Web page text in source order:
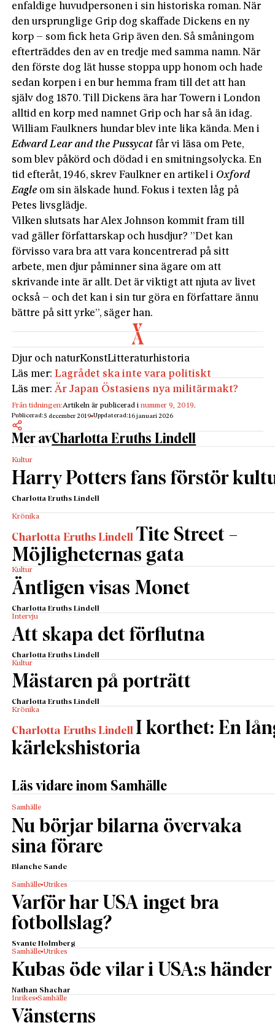
enfaldige huvudpersonen i sin historiska roman. När
den ursprunglige Grip dog skaffade Dickens en ny
korp – som fick heta Grip även den. Så småningom
efterträddes den av en tredje med samma namn. När
den förste dog lät husse stoppa upp honom och hade
sedan korpen i en bur hemma fram till det att han
själv dog 1870. Till Dickens ära har Towern i London
alltid en korp med namnet Grip och har så än idag.
William Faulkners hundar blev inte lika kända. Men i
Edward Lear and the Pussycat får vi läsa om Pete,
som blev påkörd och dödad i en smitningsolycka. En
tid efteråt, 1946, skrev Faulkner en artikel i Oxford
Eagle om sin älskade hund. Fokus i texten låg på
Petes livsglädje.
Vilken slutsats har Alex Johnson kommit fram till
vad gäller författarskap och husdjur? ”Det kan
förvisso vara bra att vara koncentrerad på sitt
arbete, men djur påminner sina ägare om att
skrivande inte är allt. Det är viktigt att njuta av livet
också – och det kan i sin tur göra en författare ännu
bättre på sitt yrke”, säger han.
Djur och naturKonstLitteraturhistoria
Läs mer:Lagrådet ska inte vara politiskt
Läs mer:Är Japan Östasiens nya militärmakt?
Från tidningen:Artikeln är publicerad inummer 9, 2019.
Publicerad:5 december 2019 Uppdaterad:16 januari 2026
Mer avCharlotta Eruths Lindell
Kultur
Harry Potters fans förstör
Charlotta Eruths Lindell
Krönika
Charlotta Eruths Lindell Tite Street –
Möjligheternas gata
Kultur
Äntligen visas Monet
Charlotta Eruths Lindell
Intervju
Att skapa det förflutna
Charlotta Eruths Lindell
Kultur
Mästaren på porträtt
Charlotta Eruths Lindell
Krönika
Charlotta Eruths Lindell I korthet: En
kärlekshistoria
Läs vidare inom Samhälle
Samhälle
Nu börjar bilarna övervaka
sina förare
Blanche Sande
Samhälle Utrikes
Varför har USA inget bra
fotbollslag?
Svante Holmberg
Samhälle Utrikes
Kubas öde vilar i USA:s händer
Nathan Shachar
Inrikes Samhälle
Vänsterns